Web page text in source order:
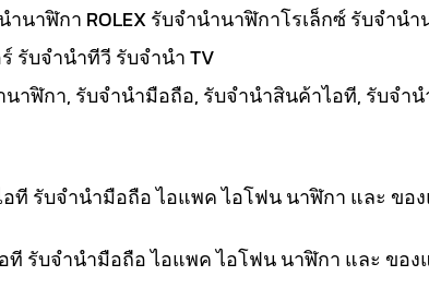
นาฬิกา ROLEX รับจำนำนาฬิกาโรเล็กซ์ รับจำน
รับจำนำทีวี รับจำนำ TV
าฬิกา, รับจำนำมือถือ, รับจำนำสินค้าไอที, รับจ
ที รับจำนำมือถือ ไอแพค ไอโฟน นาฬิกา และ ขอ
ที รับจำนำมือถือ ไอแพค ไอโฟน นาฬิกา และ ของ